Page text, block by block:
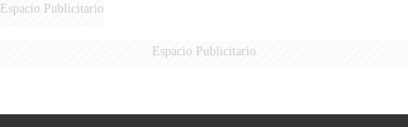
Espacio Publicitario
Espacio Publicitario